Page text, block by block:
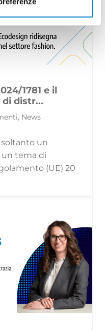
1781 e il
distr...
News
un
tema di
(UE) 20